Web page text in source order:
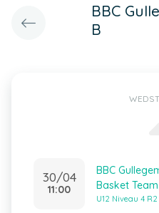
BBC
B
30/04
11:00
BBC
Basket
U12 Niveau 4